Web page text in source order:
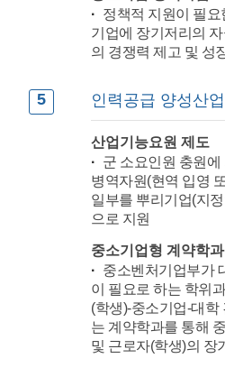
정책적 지원이 필요
기업에 장기저리의
의 경쟁력 제고 및 성
5 인력공급 양성산업
산업기능요원 제도
군 소요인원 충원에
병역자원(현역 입영
일부를 뿌리기업(지
으로 지원
중소기업형 계약학과
중소벤처기업부가
이 필요로 하는 학위
(학생)-중소기업-대학
는 계약학과를 통해
및 근로자(학생)의 장